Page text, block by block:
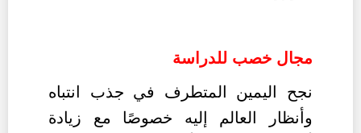
مجال خصب للدراسة
نجح اليمين المتطرف في جذب انتباه
وأنظار العالم إليه خصوصًا مع زيادة